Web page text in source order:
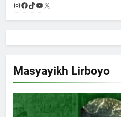
Instagram
Facebook
TikTok
YouTube
Masyayikh Lirboyo